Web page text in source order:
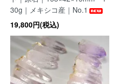
30g｜メキシコ産｜No.1
19,800円(税込)